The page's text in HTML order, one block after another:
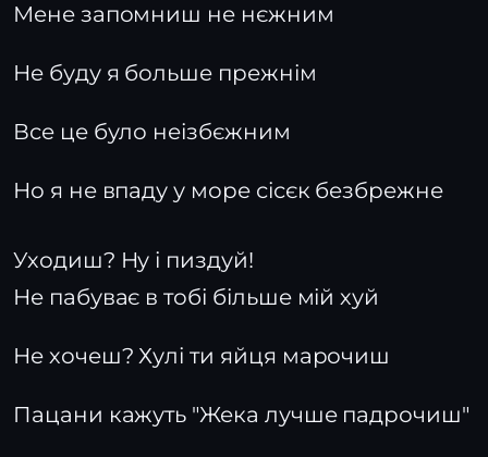
Мене запомниш не нєжним
Не буду я больше прежнім
Все це було неізбєжним
Но я не впаду у море сісєк безбрежне
Уходиш? Ну і пиздуй!
Не пабуває в тобі більше мій хуй
Не хочеш? Хулі ти яйця марочиш
Пацани кажуть "Жека лучше падрочиш"